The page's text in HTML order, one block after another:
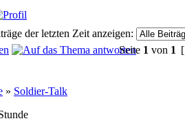
der letzten Zeit anzeigen:
Seite 1 von 1
» Soldier-Talk